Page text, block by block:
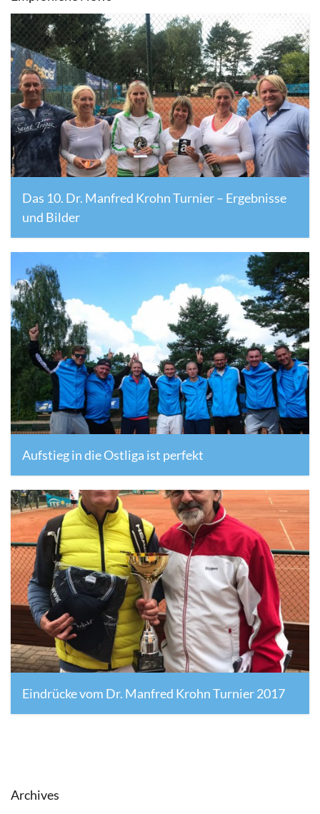
Das 10. Dr. Manfred Krohn Turnier – Ergebnisse
und Bilder
29. August 2018
Aufstieg in die Ostliga ist perfekt
17. September 2017
Eindrücke vom Dr. Manfred Krohn Turnier 2017
Archives